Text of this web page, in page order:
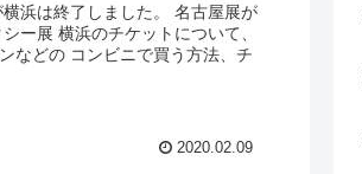
浜は終了しました。 名古屋展が
ー展 横浜のチケットについて、
などの コンビニで買う方法、チ
2020.02.09